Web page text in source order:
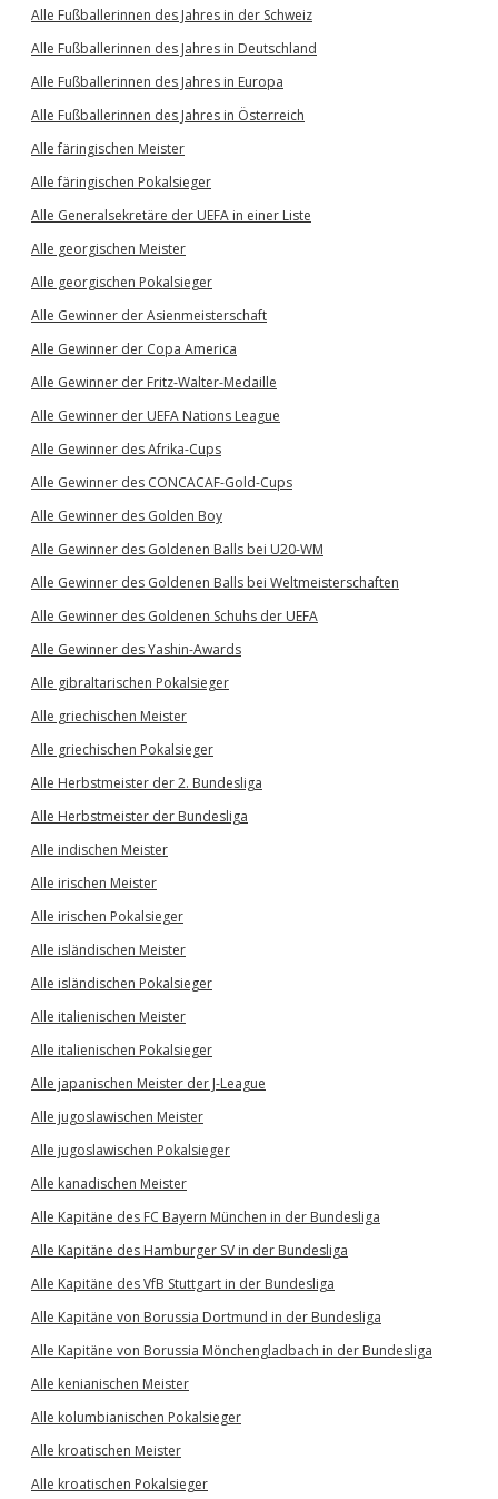
Alle Fußballerinnen des Jahres in der Schweiz
Alle Fußballerinnen des Jahres in Deutschland
Alle Fußballerinnen des Jahres in Europa
Alle Fußballerinnen des Jahres in Österreich
Alle färingischen Meister
Alle färingischen Pokalsieger
Alle Generalsekretäre der UEFA in einer Liste
Alle georgischen Meister
Alle georgischen Pokalsieger
Alle Gewinner der Asienmeisterschaft
Alle Gewinner der Copa America
Alle Gewinner der Fritz-Walter-Medaille
Alle Gewinner der UEFA Nations League
Alle Gewinner des Afrika-Cups
Alle Gewinner des CONCACAF-Gold-Cups
Alle Gewinner des Golden Boy
Alle Gewinner des Goldenen Balls bei U20-WM
Alle Gewinner des Goldenen Balls bei Weltmeisterschaften
Alle Gewinner des Goldenen Schuhs der UEFA
Alle Gewinner des Yashin-Awards
Alle gibraltarischen Pokalsieger
Alle griechischen Meister
Alle griechischen Pokalsieger
Alle Herbstmeister der 2. Bundesliga
Alle Herbstmeister der Bundesliga
Alle indischen Meister
Alle irischen Meister
Alle irischen Pokalsieger
Alle isländischen Meister
Alle isländischen Pokalsieger
Alle italienischen Meister
Alle italienischen Pokalsieger
Alle japanischen Meister der J-League
Alle jugoslawischen Meister
Alle jugoslawischen Pokalsieger
Alle kanadischen Meister
Alle Kapitäne des FC Bayern München in der Bundesliga
Alle Kapitäne des Hamburger SV in der Bundesliga
Alle Kapitäne des VfB Stuttgart in der Bundesliga
Alle Kapitäne von Borussia Dortmund in der Bundesliga
Alle Kapitäne von Borussia Mönchengladbach in der Bundesliga
Alle kenianischen Meister
Alle kolumbianischen Pokalsieger
Alle kroatischen Meister
Alle kroatischen Pokalsieger